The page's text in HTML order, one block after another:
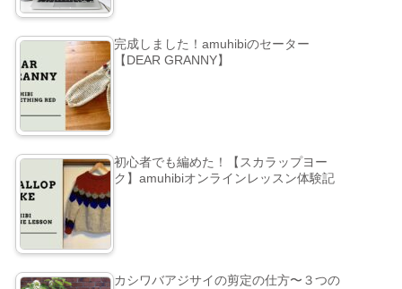
完成しました！amuhibiのセーター
【DEAR GRANNY】
初心者でも編めた！【スカラップヨー
ク】amuhibiオンラインレッスン体験記
カシワバアジサイの剪定の仕方〜３つの